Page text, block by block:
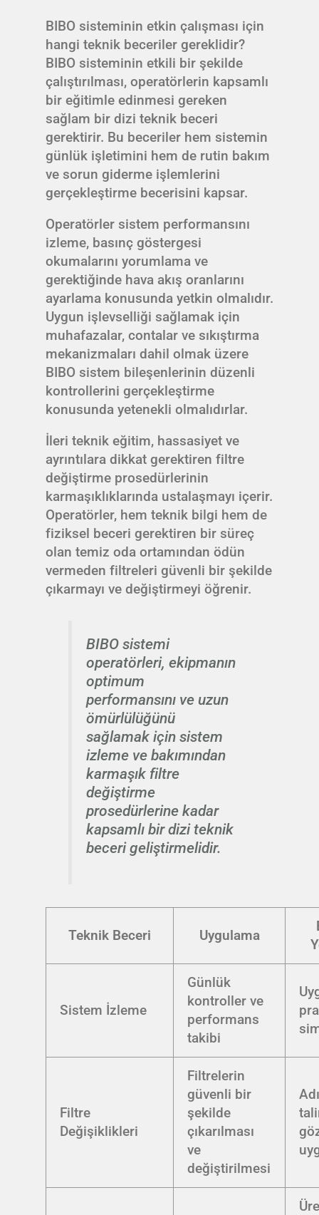
BIBO sisteminin etkin çalışması için
hangi teknik beceriler gereklidir?
BIBO sisteminin etkili bir şekilde
çalıştırılması, operatörlerin kapsamlı
bir eğitimle edinmesi gereken
sağlam bir dizi teknik beceri
gerektirir. Bu beceriler hem sistemin
günlük işletimini hem de rutin bakım
ve sorun giderme işlemlerini
gerçekleştirme becerisini kapsar.
Operatörler sistem performansını
izleme, basınç göstergesi
okumalarını yorumlama ve
gerektiğinde hava akış oranlarını
ayarlama konusunda yetkin olmalıdır.
Uygun işlevselliği sağlamak için
muhafazalar, contalar ve sıkıştırma
mekanizmaları dahil olmak üzere
BIBO sistem bileşenlerinin düzenli
kontrollerini gerçekleştirme
konusunda yetenekli olmalıdırlar.
İleri teknik eğitim, hassasiyet ve
ayrıntılara dikkat gerektiren filtre
değiştirme prosedürlerinin
karmaşıklıklarında ustalaşmayı içerir.
Operatörler, hem teknik bilgi hem de
fiziksel beceri gerektiren bir süreç
olan temiz oda ortamından ödün
vermeden filtreleri güvenli bir şekilde
çıkarmayı ve değiştirmeyi öğrenir.
BIBO sistemi
operatörleri, ekipmanın
optimum
performansını ve uzun
ömürlülüğünü
sağlamak için sistem
izleme ve bakımından
karmaşık filtre
değiştirme
prosedürlerine kadar
kapsamlı bir dizi teknik
beceri geliştirmelidir.
Teknik Beceri Uygulama
Sistem İzleme
Günlük
kontroller ve
performans
takibi
Filtre
Değişiklikleri
Filtrelerin
güvenli bir
şekilde
çıkarılması
ve
değiştirilmesi